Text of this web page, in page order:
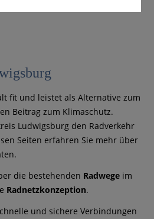
fit und leistet als Alternative zum
Beitrag zum Klimaschutz.
Ludwigsburg den Radverkehr
Seiten erfahren Sie mehr über
die bestehenden Radwege im
Radnetzkonzeption.
und sichere Verbindungen